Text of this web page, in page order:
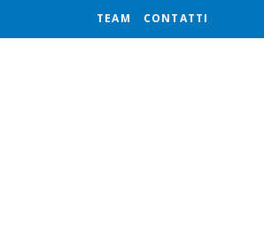
TEAM CONTATTI